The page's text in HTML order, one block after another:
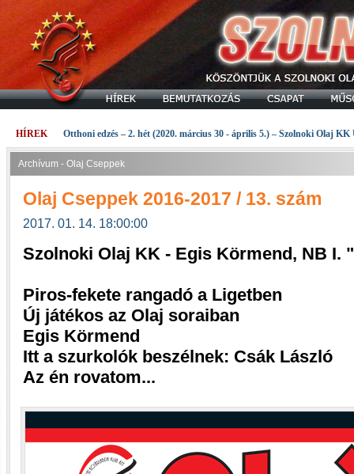
HÍREK Otthoni edzés – 2. hét (2020. március 30 - április 5.) – Szolnoki Olaj KK
Archívum - Olaj Cseppek
Olaj Cseppek 2016-2017 / 13. szám
2017. 01. 14. 18:00:00
Szolnoki Olaj KK - Egis Körmend, NB I.
Piros-fekete rangadó a Ligetben
Új játékos az Olaj soraiban
Egis Körmend
Itt a szurkolók beszélnek: Csák László
Az én rovatom...